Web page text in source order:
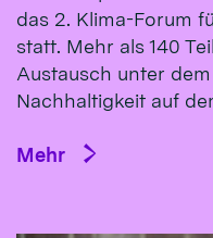
das 2. Klima-Forum
statt. Mehr als 140
Austausch unter
Nachhaltigkeit auf
Mehr